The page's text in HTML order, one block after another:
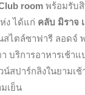
room พร้อมรับ
ง ได้แก่ คลับ มิราจ
สไตล์ซาฟารี ลอดจ์
บริการอาหารเช้าแ
น์สปาร์กลิงในยามเช้
เย็น